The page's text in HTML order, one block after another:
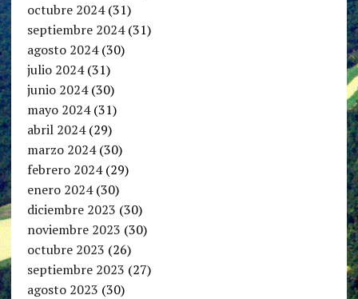
octubre 2024(31)
septiembre 2024(31)
agosto 2024(30)
julio 2024(31)
junio 2024(30)
mayo 2024(31)
abril 2024(29)
marzo 2024(30)
febrero 2024(29)
enero 2024(30)
diciembre 2023 (30)
noviembre 2023 (30)
octubre 2023 (26)
septiembre 2023 (27)
agosto 2023 (30)